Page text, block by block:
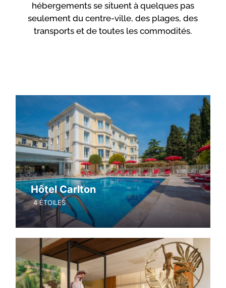
hébergements se situent à quelques pas
seulement du centre-ville, des plages, des
transports et de toutes les commodités.
Hôtel Carlton
4 ÉTOILES